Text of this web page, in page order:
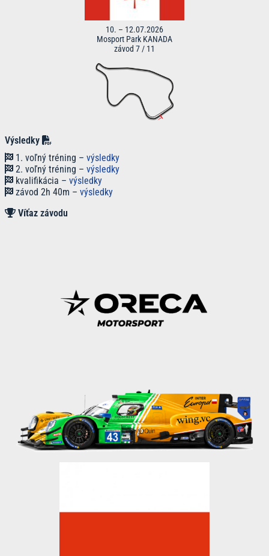
10. – 12.07.2026
Mosport Park KANADA
závod 7 / 11
Výsledky
1. voľný tréning – výsledky
2. voľný tréning – výsledky
kvalifikácia – výsledky
závod 2h 40m – výsledky
Víťaz závodu